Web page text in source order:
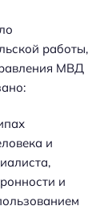
работы,
МВД
и
и